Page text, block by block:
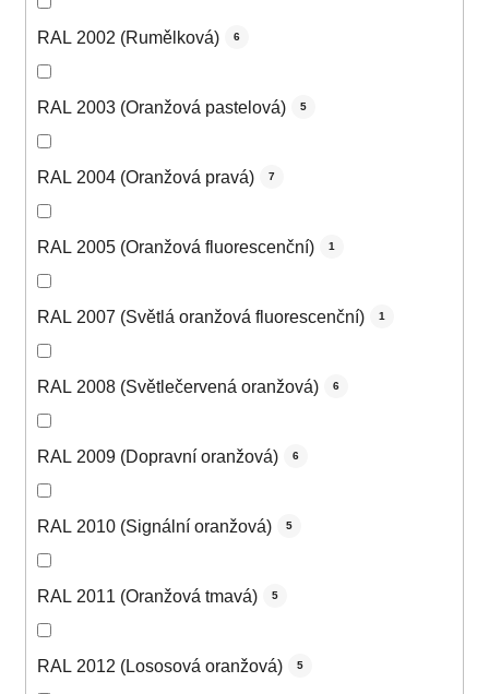
RAL 2002 (Rumělková) 6
RAL 2003 (Oranžová pastelová) 5
RAL 2004 (Oranžová pravá) 7
RAL 2005 (Oranžová fluorescenční) 1
RAL 2007 (Světlá oranžová fluorescenční) 1
RAL 2008 (Světlečervená oranžová) 6
RAL 2009 (Dopravní oranžová) 6
RAL 2010 (Signální oranžová) 5
RAL 2011 (Oranžová tmavá) 5
RAL 2012 (Lososová oranžová) 5